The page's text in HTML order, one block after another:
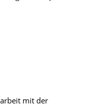
mit der